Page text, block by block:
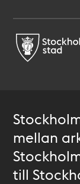
mellan
till